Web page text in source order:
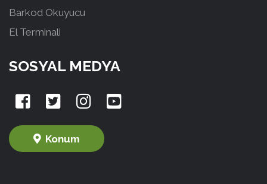
Barkod Okuyucu
El Terminali
SOSYAL MEDYA
Konum